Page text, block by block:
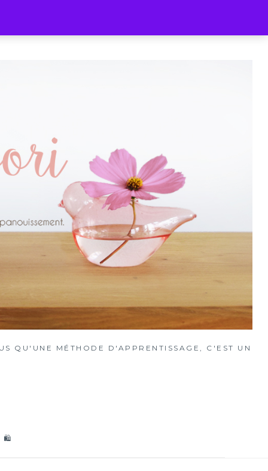
QU'UNE MÉTHODE D'APPRENTISSAGE, C'EST UN
🛍